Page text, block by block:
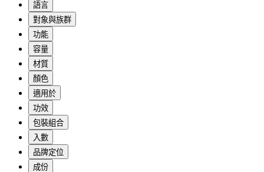
語言
對象與族群
功能
容量
材質
顏色
適用於
功效
包裝組合
入數
品牌定位
成份